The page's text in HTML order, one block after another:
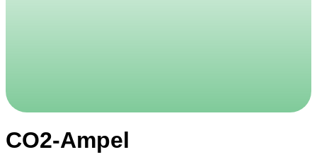
CO2-Ampel